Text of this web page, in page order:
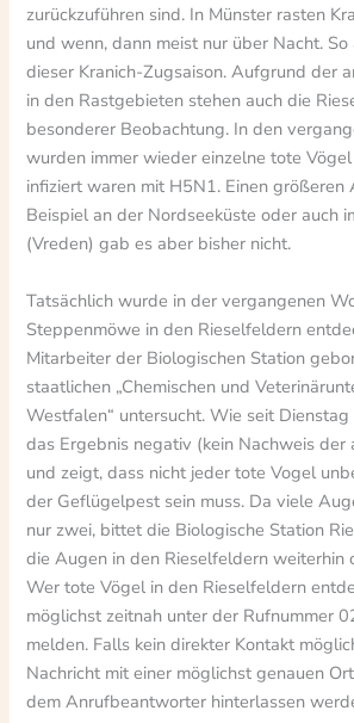
zurückzuführen sind. In Münster rasten
und wenn, dann meist nur über Nacht.
dieser Kranich-Zugsaison. Aufgrund der
in den Rastgebieten stehen auch die
besonderer Beobachtung. In den
wurden immer wieder einzelne tote
infiziert waren mit H5N1. Einen größeren
Beispiel an der Nordseeküste oder auch
(Vreden) gab es aber bisher nicht.
Tatsächlich wurde in der vergangenen
Steppenmöwe in den Rieselfeldern
Mitarbeiter der Biologischen Station
staatlichen „Chemischen und
Westfalen“ untersucht. Wie seit
das Ergebnis negativ (kein Nachweis der
und zeigt, dass nicht jeder tote Vogel
der Geflügelpest sein muss. Da viele
nur zwei, bittet die Biologische Station
die Augen in den Rieselfeldern weiterhin
Wer tote Vögel in den Rieselfeldern
möglichst zeitnah unter der Rufnummer
melden. Falls kein direkter Kontakt
Nachricht mit einer möglichst genauen
dem Anrufbeantworter hinterlassen